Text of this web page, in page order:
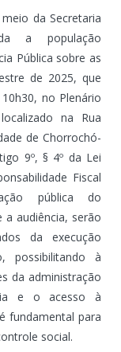
da Secretaria
a população
Pública sobre as
de 2025, que
no Plenário
na Rua
de Chorrochó-
9º, § 4º da Lei
Fiscal
pública do
a audiência, serão
da execução
possibilitando à
da administração
e o acesso à
fundamental para
social.